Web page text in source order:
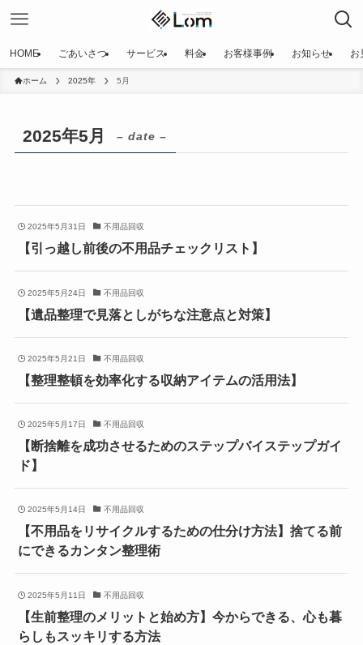
HOME ごあいさつ サービス 料金 お客様事例 お知らせ お
ホーム 2025年 5月
2025年5月 – date –
2025年5月31日 不用品回収
【引っ越し前後の不用品チェックリスト】
2025年5月24日 不用品回収
【遺品整理で見落としがちな注意点と対策】
2025年5月21日 不用品回収
【整理整頓を効率化する収納アイテムの活用法】
2025年5月17日 不用品回収
【断捨離を成功させるためのステップバイステップガイ
ド】
2025年5月14日 不用品回収
【不用品をリサイクルするための仕分け方法】捨てる前
にできるカンタン整理術
2025年5月11日 不用品回収
【生前整理のメリットと始め方】今からできる、心も暮
らしもスッキリする方法